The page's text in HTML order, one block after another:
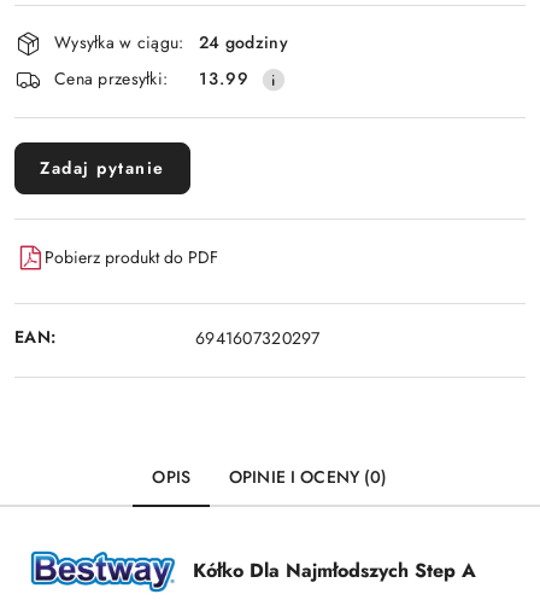
i
dostawa
Wysyłka w ciągu:
24 godziny
Cena przesyłki:
13.99
Zadaj pytanie
Pobierz produkt do PDF
EAN: 6941607320297
OPIS OPINIE I OCENY (0)
Kółko Dla Najmłodszych Step A